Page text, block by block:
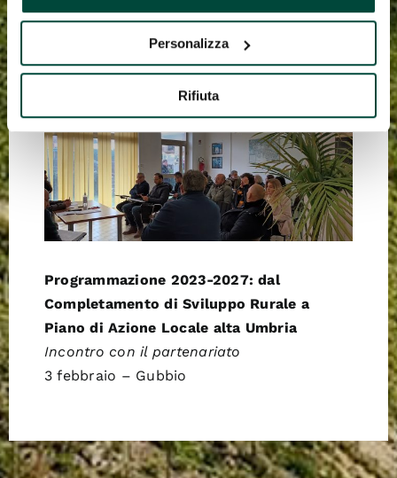
Personalizza
Rifiuta
Programmazione 2023-2027:dal
Completamento di Sviluppo Rurale a
Piano di Azione Locale alta Umbria
Incontro con il partenariato
3 febbraio – Gubbio